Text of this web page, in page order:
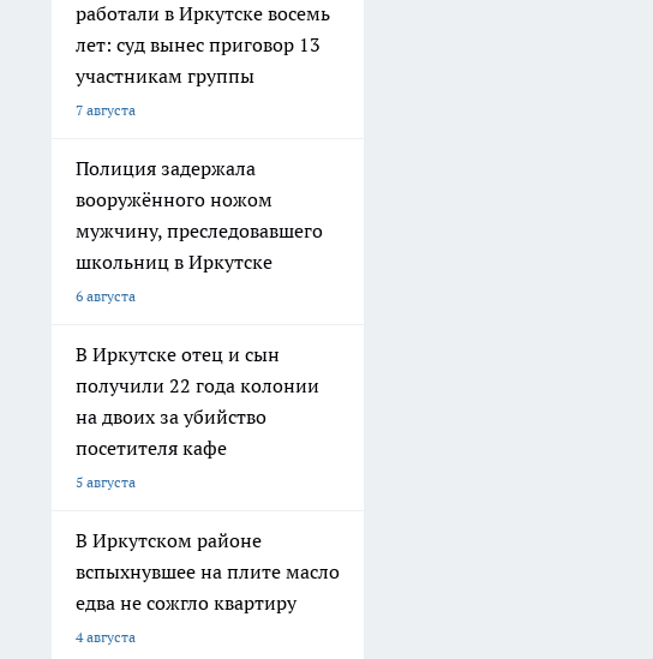
работали в Иркутске восемь
лет: суд вынес приговор 13
участникам группы
7 августа
Полиция задержала
вооружённого ножом
мужчину, преследовавшего
школьниц в Иркутске
6 августа
В Иркутске отец и сын
получили 22 года колонии
на двоих за убийство
посетителя кафе
5 августа
В Иркутском районе
вспыхнувшее на плите масло
едва не сожгло квартиру
4 августа